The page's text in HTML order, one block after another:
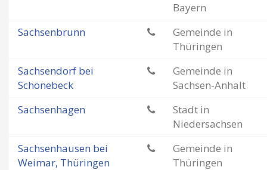
Bayern
Sachsenbrunn
Gemeinde in
Thüringen
Sachsendorf bei
Schönebeck
Gemeinde in
Sachsen-Anhalt
Sachsenhagen
Stadt in
Niedersachsen
Sachsenhausen bei
Weimar, Thüringen
Gemeinde in
Thüringen